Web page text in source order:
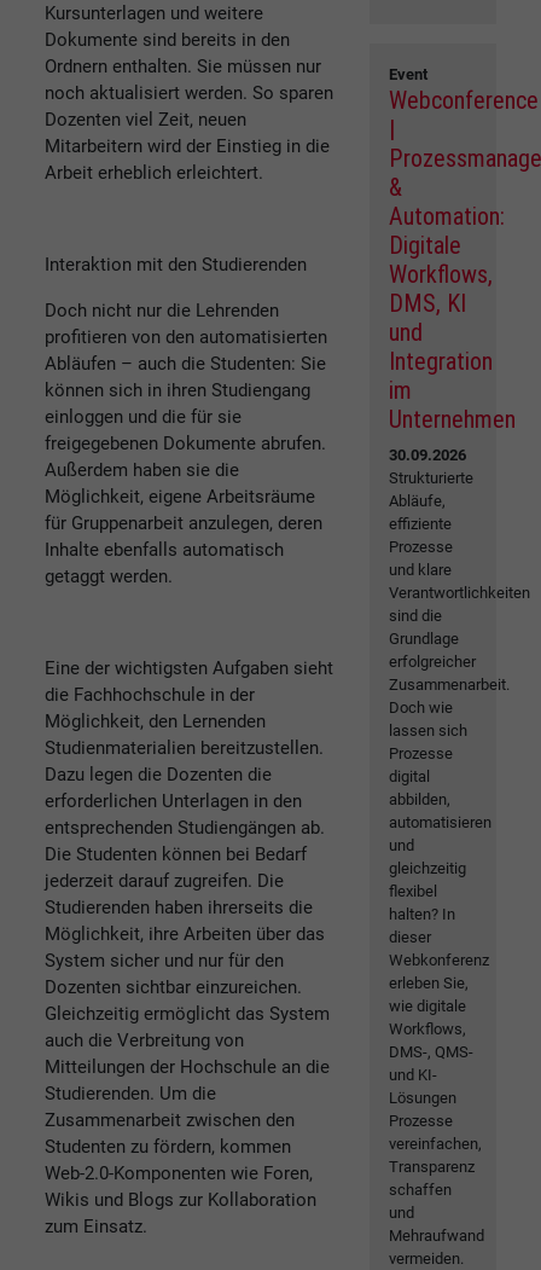
Kursunterlagen und weitere
Dokumente sind bereits in den
Ordnern enthalten. Sie müssen nur
noch aktualisiert werden. So sparen
Dozenten viel Zeit, neuen
Mitarbeitern wird der Einstieg in die
Arbeit erheblich erleichtert.
Interaktion mit den Studierenden
Doch nicht nur die Lehrenden
profitieren von den automatisierten
Abläufen – auch die Studenten: Sie
können sich in ihren Studiengang
einloggen und die für sie
freigegebenen Dokumente abrufen.
Außerdem haben sie die
Möglichkeit, eigene Arbeitsräume
für Gruppenarbeit anzulegen, deren
Inhalte ebenfalls automatisch
getaggt werden.
Eine der wichtigsten Aufgaben sieht
die Fachhochschule in der
Möglichkeit, den Lernenden
Studienmaterialien bereitzustellen.
Dazu legen die Dozenten die
erforderlichen Unterlagen in den
entsprechenden Studiengängen ab.
Die Studenten können bei Bedarf
jederzeit darauf zugreifen. Die
Studierenden haben ihrerseits die
Möglichkeit, ihre Arbeiten über das
System sicher und nur für den
Dozenten sichtbar einzureichen.
Gleichzeitig ermöglicht das System
auch die Verbreitung von
Mitteilungen der Hochschule an die
Studierenden. Um die
Zusammenarbeit zwischen den
Studenten zu fördern, kommen
Web-2.0-Komponenten wie Foren,
Wikis und Blogs zur Kollaboration
zum Einsatz.
Event
Webconference
|
&
Automation:
Digitale
Workflows,
DMS, KI
und
Integration
im
Unternehmen
30.09.2026
Strukturierte
Abläufe,
effiziente
Prozesse
und klare
Verantwortlichkeiten
sind die
Grundlage
erfolgreicher
Zusammenarbeit.
Doch wie
lassen sich
Prozesse
digital
abbilden,
automatisieren
und
gleichzeitig
flexibel
halten? In
dieser
Webkonferenz
erleben Sie,
wie digitale
Workflows,
DMS-, QMS-
und KI-
Lösungen
Prozesse
vereinfachen,
Transparenz
schaffen
und
Mehraufwand
vermeiden.